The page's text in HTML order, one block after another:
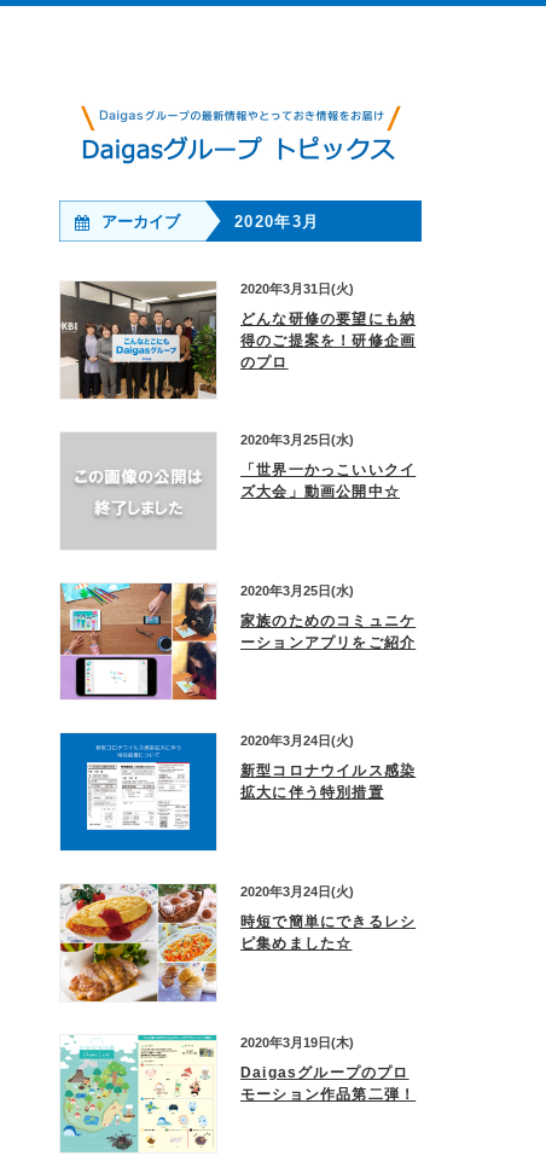
アーカイブ 2020年3月
2020年3月31日(火)
どんな研修の要望にも納
得のご提案を！研修企画
のプロ
2020年3月25日(水)
「世界一かっこいいクイ
ズ大会」動画公開中☆
2020年3月25日(水)
家族のためのコミュニケ
ーションアプリをご紹介
2020年3月24日(火)
新型コロナウイルス感染
拡大に伴う特別措置
2020年3月24日(火)
時短で簡単にできるレシ
ピ集めました☆
2020年3月19日(木)
Daigasグループのプロ
モーション作品第二弾！